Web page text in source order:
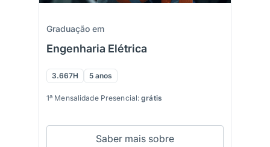
Graduação em
Engenharia Elétrica
3.667H 5 anos
1ª Mensalidade Presencial:grátis
Saber mais sobre